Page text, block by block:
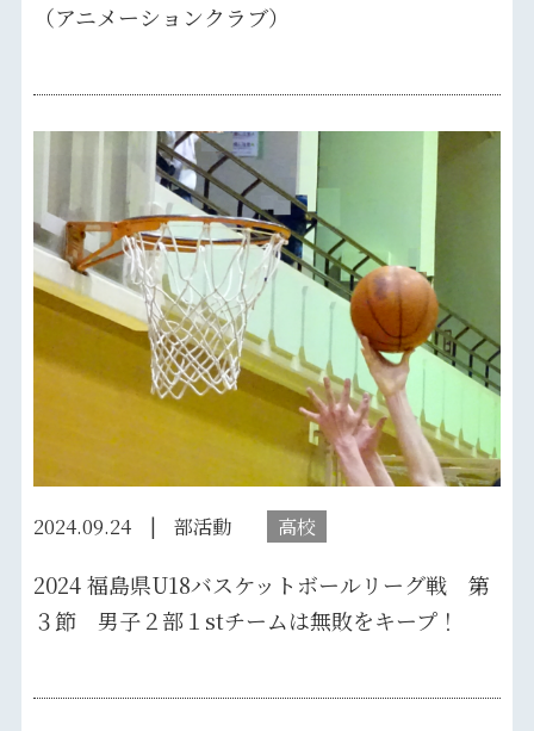
（アニメーションクラブ）
2024.09.24 部活動 高校
2024 福島県U18バスケットボールリーグ戦 第
３節 男子２部１stチームは無敗をキープ！